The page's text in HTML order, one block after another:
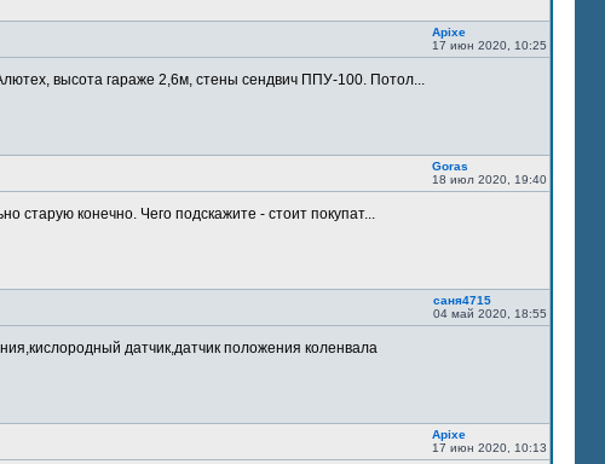
Apixe
17 июн 2020, 10:25
высота гараже 2,6м, стены сендвич ППУ-100. Потол...
Goras
18 июл 2020, 19:40
старую конечно. Чего подскажите - стоит покупат...
саня4715
04 май 2020, 18:55
датчик,датчик положения коленвала
Apixe
17 июн 2020, 10:13